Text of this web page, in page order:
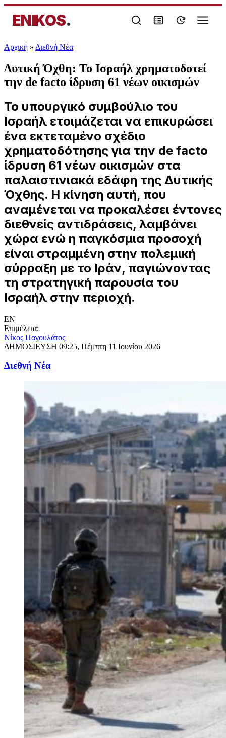
ENIKOS.
Αρχική » Διεθνή Νέα
Δυτική Όχθη: Το Ισραήλ χρηματοδοτεί
την de facto ίδρυση 61 νέων οικισμών
Το υπουργικό συμβούλιο του
Ισραήλ ετοιμάζεται να επικυρώσει
ένα εκτεταμένο σχέδιο
χρηματοδότησης για την de facto
ίδρυση 61 νέων οικισμών στα
παλαιστινιακά εδάφη της Δυτικής
Όχθης. Η κίνηση αυτή, που
αναμένεται να προκαλέσει έντονες
διεθνείς αντιδράσεις, λαμβάνει
χώρα ενώ η παγκόσμια προσοχή
είναι στραμμένη στην πολεμική
σύρραξη με το Ιράν, παγιώνοντας
τη στρατηγική παρουσία του
Ισραήλ στην περιοχή.
EN
Επιμέλεια:
Νίκος Παγουλάτος
ΔΗΜΟΣΙΕΥΣΗ 09:25, Πέμπτη 11 Ιουνίου 2026
Διεθνή Νέα